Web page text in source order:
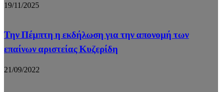
19/11/2025
Την Πέμπτη η εκδήλωση για την απονομή των
επαίνων αριστείας Κυζερίδη
21/09/2022